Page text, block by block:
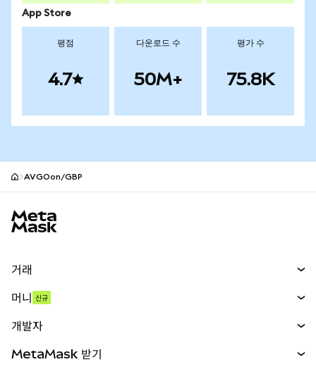
App Store
평점
4.7
다운로드 수
50M+
평가 수
75.8K
AVGOon/GBP
거래
무기한 선물
실물자산
머니 신규
개발자
MetaMask 받기